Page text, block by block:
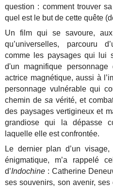
question : comment trouver
quel est le but de cette quête
Un film qui se savoure,
qu’universelles, parcouru
comme les paysages qui lui
d'un magnifique
actrice magnétique, aussi à
personnage vulnérable qui
chemin desa vérité, et
des paysages vertigineux et
grandiose qui la dépasse
laquelle elle est confrontée.
Le dernier plan d’un
énigmatique, m’a rappelé
d’Indochine : Catherine
ses souvenirs, son avenir,